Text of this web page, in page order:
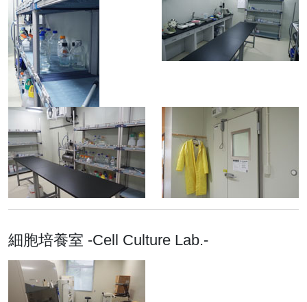
細胞培養室 -Cell Culture Lab.-